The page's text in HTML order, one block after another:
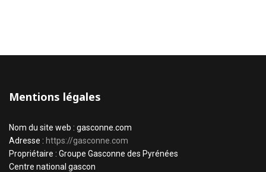
Mentions légales
Nom du site web : gasconne.com
Adresse : https://gasconne.com
Propriétaire : Groupe Gasconne des Pyrénées
Centre national gascon